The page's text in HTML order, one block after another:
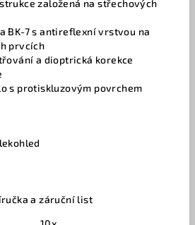
založená na střechových
BK-7 s antireflexní vrstvou na
prvcích
a dioptrická korekce
s protiskluzovým povrchem
a záruční list